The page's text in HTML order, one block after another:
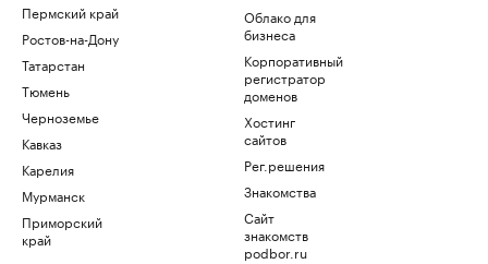
Пермский край
Ростов-на-Дону
Татарстан
Тюмень
Черноземье
Кавказ
Карелия
Мурманск
Приморский
край
Облако для
бизнеса
Корпоративный
регистратор
доменов
Хостинг
сайтов
Рег.решения
Знакомства
Сайт
знакомств
podbor.ru